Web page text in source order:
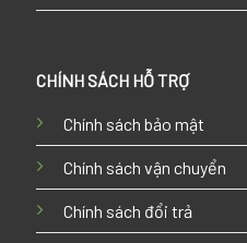
CHÍNH SÁCH HỖ TRỢ
Chính sách bảo mật
Chính sách vận chuyển
Chính sách đổi trả